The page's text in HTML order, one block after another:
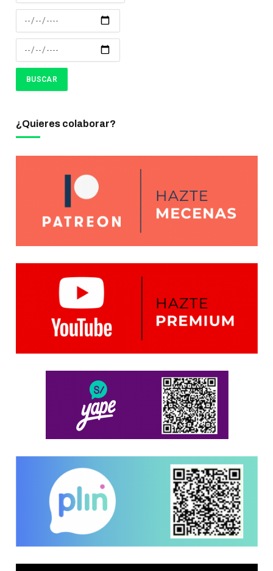
¿Quieres colaborar?